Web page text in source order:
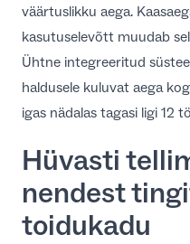
väärtuslikku aega.
kasutuselevõtt muudab
Ühtne integreeritud
haldusele kuluvat aega
igas nädalas tagasi ligi 12
Hüvasti
nendest
toidukadu